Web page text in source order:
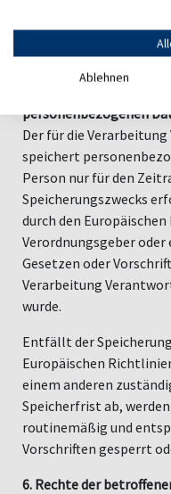
allen durch eine
personenbezogenen
5. Routinemäßige
personenbezogenen
Der für die
speichert
Person nur für den
Speicherungszwecks
durch den
Verordnungsgeber oder
Gesetzen oder
Verarbeitung
wurde.
Entfällt der
Europäischen
einem anderen
Speicherfrist ab,
routinemäßig und
Vorschriften gesperrt
6. Rechte der
Ablehnen